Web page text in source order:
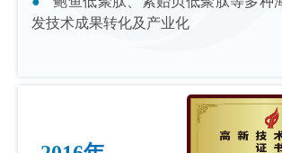
发技术成果转化及产业化